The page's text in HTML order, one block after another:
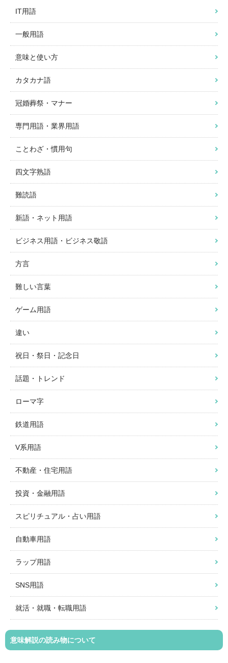
IT用語
一般用語
意味と使い方
カタカナ語
冠婚葬祭・マナー
専門用語・業界用語
ことわざ・慣用句
四文字熟語
難読語
新語・ネット用語
ビジネス用語・ビジネス敬語
方言
難しい言葉
ゲーム用語
違い
祝日・祭日・記念日
話題・トレンド
ローマ字
鉄道用語
V系用語
不動産・住宅用語
投資・金融用語
スピリチュアル・占い用語
自動車用語
ラップ用語
SNS用語
就活・就職・転職用語
意味解説の読み物について